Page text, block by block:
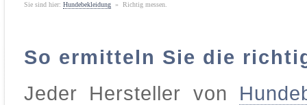
Sie sind hier: Hundebekleidung » Richtig messen.
So ermitteln Sie die
Jeder Hersteller von